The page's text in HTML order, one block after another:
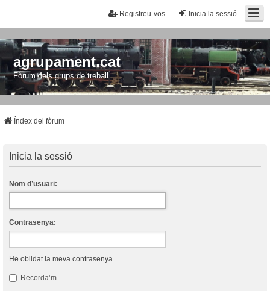
Inicia la sessió
Registreu-vos
agrupament.cat
Fòrum dels grups de treball
Índex del fòrum
Inicia la sessió
Nom d’usuari:
Contrasenya:
He oblidat la meva contrasenya
Recorda’m